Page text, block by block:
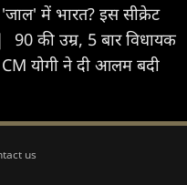
में भारत? इस सीक्रेट
|
90 की उम्र, 5 बार विधायक
योगी ने दी आलम बदी
us